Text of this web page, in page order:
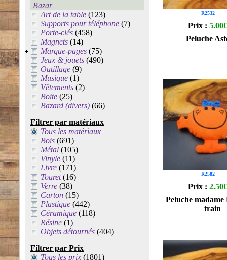
Bazar
Art de la table (123)
Supports pour téléphone (7)
Porte-clés (458)
Magnets (14)
Marque-pages (75)
Jeux & jouets (490)
Outillage (9)
Musique (1)
Vêtements (2)
Boite (25)
Bazard (divers) (66)
Filtrer par matériaux
Tous les matériaux
Bois (691)
Métal (105)
Vinyle (11)
Livre (171)
Touret(16)
Verre (38)
Carton (15)
Plastique (442)
Céramique (118)
Résine (1)
Objets détournés (404)
Filtrer par Prix
Tous les prix (1801)
R2532
Prix : 5.00€
Peluche
R2582
Prix : 2.50€
Peluche madame
train